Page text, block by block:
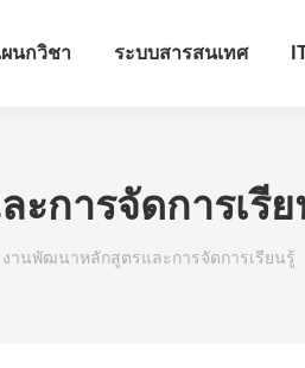
นกวิชา ระบบสารสนเทศ
การจัดการเรีย
งานพัฒนาหลักสูตรและการจัดการเรียนรู้